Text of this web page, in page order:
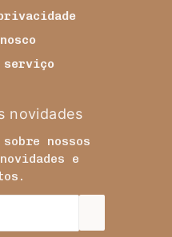
serviço
novidades
nossos
e